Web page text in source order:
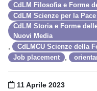
CdLM Filosofia e Forme
CdLM Scienze per la Pace
CdLM Storia e Forme
Nuovi Media
CdLMCU Scienze della
Job placement
Pubblicato il
11 Aprile 2023